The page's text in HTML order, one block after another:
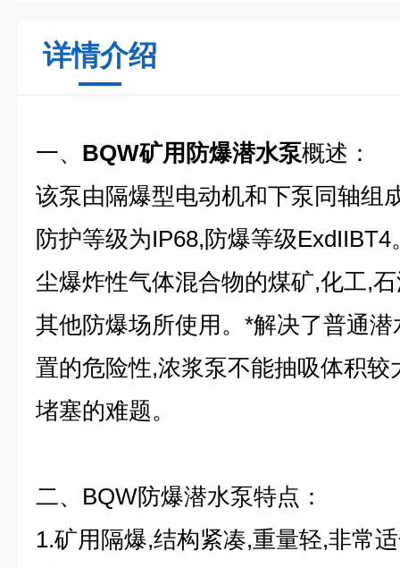
详情介绍
一、 BQW矿用防爆潜水泵概述：
该泵由隔爆型电动机和下泵同轴组
防护等级为IP68,防爆等级
尘爆炸性气体混合物的煤矿,化工,
其他防爆场所使用。*解决了普通
置的危险性,浓浆泵不能抽吸体积
堵塞的难题。
二、BQW防爆潜水泵特点：
1.矿用隔爆,结构紧凑,重量轻,非常